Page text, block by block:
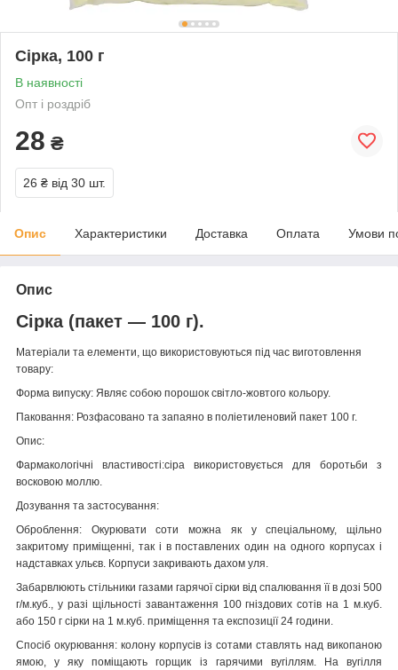
Сірка, 100 г
В наявності
Опт і роздріб
28 ₴
26 ₴ від 30 шт.
Опис Характеристики Доставка Оплата Умови
Опис
Сірка (пакет — 100 г).
Матеріали та елементи, що використовуються під час виготовлення
товару:
Форма випуску: Являє собою порошок світло-жовтого кольору.
Паковання: Розфасовано та запаяно в поліетиленовий пакет 100 г.
Опис:
Фармакологічні властивості:сіра використовується для боротьби з
восковою моллю.
Дозування та застосування:
Оброблення: Окурювати соти можна як у спеціальному, щільно
закритому приміщенні, так і в поставлених один на одного корпусах і
надставках ульєв. Корпуси закривають дахом уля.
Забарвлюють стільники газами гарячої сірки від спалювання її в дозі 500
г/м.куб., у разі щільності завантаження 100 гніздових сотів на 1 м.куб.
або 150 г сірки на 1 м.куб. приміщення та експозиції 24 години.
Спосіб окурювання: колону корпусів із сотами ставлять над викопаною
ямою, у яку поміщають горщик із гарячими вугіллям. На вугілля